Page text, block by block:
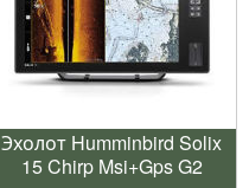
Эхолот Humminbird Solix
15 Chirp Msi+Gps G2